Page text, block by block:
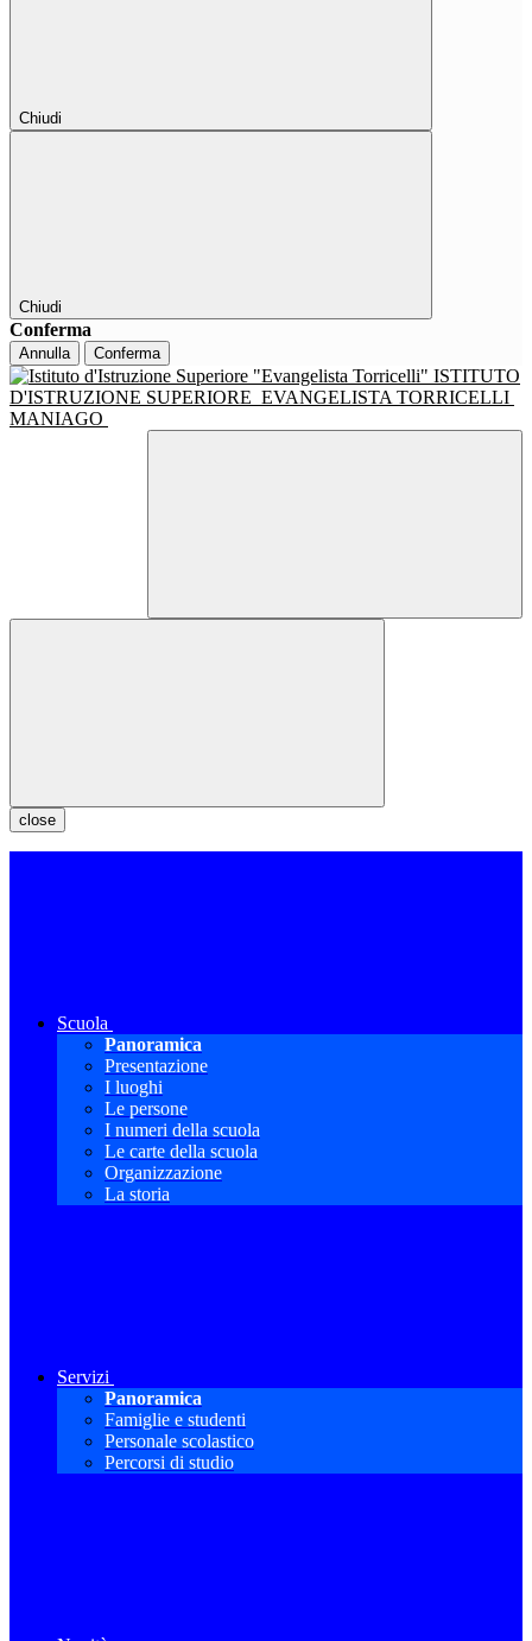
Chiudi
Chiudi
Conferma
Annulla Conferma
ISTITUTO
D'ISTRUZIONE SUPERIORE EVANGELISTA TORRICELLI
MANIAGO
close
Scuola
Panoramica
Presentazione
I luoghi
Le persone
I numeri della scuola
Le carte della scuola
Organizzazione
La storia
Servizi
Panoramica
Famiglie e studenti
Personale scolastico
Percorsi di studio